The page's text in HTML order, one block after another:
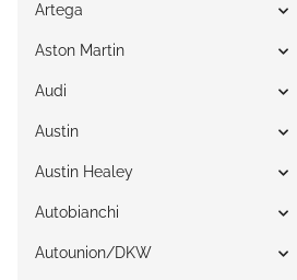
Artega
Aston Martin
Audi
Austin
Austin Healey
Autobianchi
Autounion/DKW